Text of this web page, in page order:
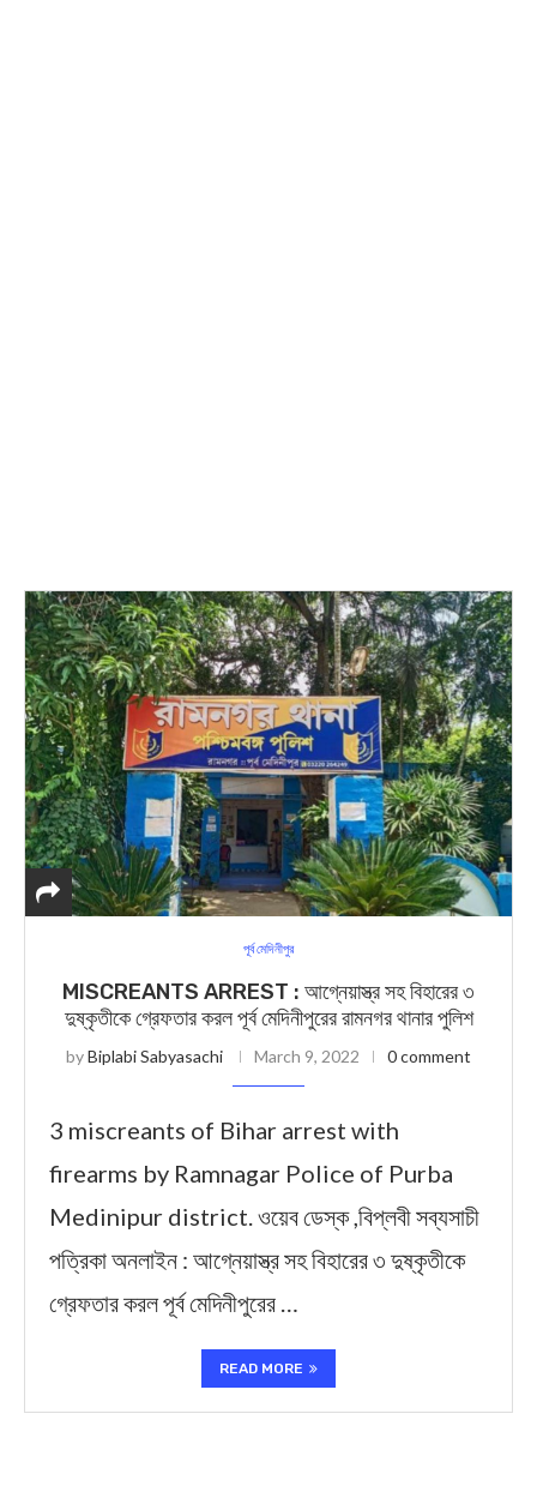
পূর্ব মেদিনীপুর
MISCREANTS ARREST : আগ্নেয়াস্ত্র সহ বিহারের ৩
দুষ্কৃতীকে গ্রেফতার করল পূর্ব মেদিনীপুরের রামনগর থানার পুলিশ
byBiplabi Sabyasachi March 9, 2022 0 comment
3 miscreants of Bihar arrest with
firearms by Ramnagar Police of Purba
Medinipur district. ওয়েব ডেস্ক ,বিপ্লবী সব্যসাচী
পত্রিকা অনলাইন : আগ্নেয়াস্ত্র সহ বিহারের ৩ দুষ্কৃতীকে
গ্রেফতার করল পূর্ব মেদিনীপুরের …
READ MORE